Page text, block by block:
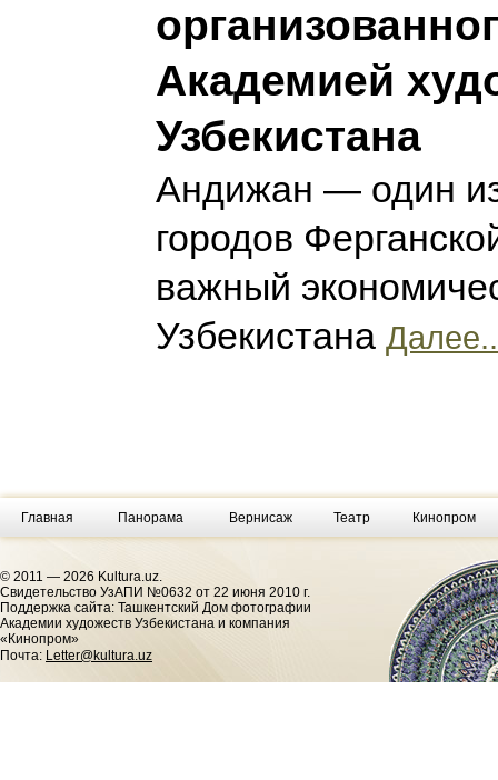
Академией
Узбекистана
Андижан — один
городов
важный
Узбекистана
Главная Панорама Вернисаж Театр Кинопром
© 2011 — 2026 Kultura.uz.
Cвидетельство УзАПИ №0632 от 22 июня 2010 г.
Поддержка сайта: Ташкентский Дом фотографии
Академии художеств Узбекистана и компания
«Кинопром»
Почта: Letter@kultura.uz